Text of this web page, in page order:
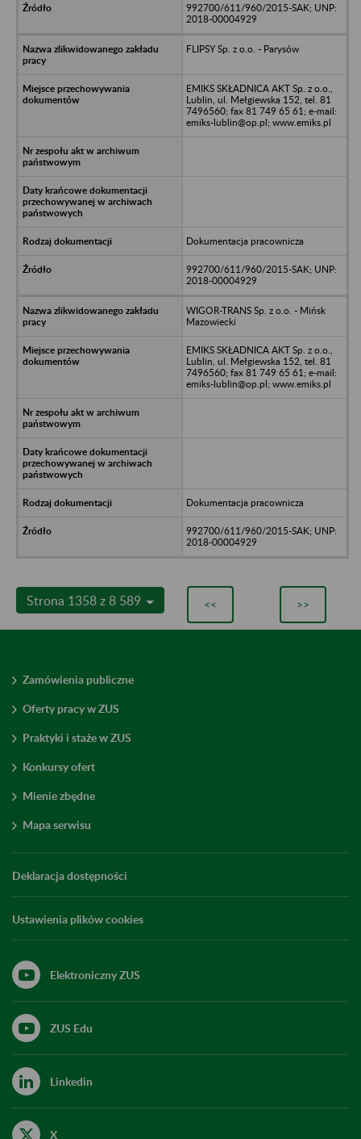
992700/611/960/2015-SAK; UNP:
2018-00004929
FLIPSY Sp. z o.o. - Parysów
EMIKS SKŁADNICA AKT Sp. z o.o.,
Lublin, ul. Mełgiewska 152, tel. 81
7496560; fax 81 749 65 61; e-mail:
emiks-lublin@op.pl; www.emiks.pl
Dokumentacja pracownicza
992700/611/960/2015-SAK; UNP:
2018-00004929
WIGOR-TRANS Sp. z o.o. - Mińsk
Mazowiecki
EMIKS SKŁADNICA AKT Sp. z o.o.,
Lublin, ul. Mełgiewska 152, tel. 81
7496560; fax 81 749 65 61; e-mail:
emiks-lublin@op.pl; www.emiks.pl
Dokumentacja pracownicza
992700/611/960/2015-SAK; UNP:
2018-00004929
Strona 1358 z 8 589 << >>
Zamówienia publiczne
Oferty pracy w ZUS
Praktyki i staże w ZUS
Konkursy ofert
Mienie zbędne
Mapa serwisu
Deklaracja dostępności
Ustawienia plików cookies
Elektroniczny ZUS
ZUS Edu
Linkedin
X